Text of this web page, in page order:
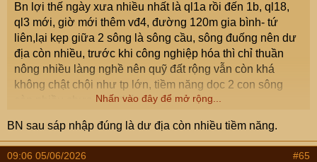
Bn lợi thế ngày xưa nhiều nhất là ql1a rồi đến 1b, ql18,
ql3 mới, giờ mới thêm vđ4, đường 120m gia bình- tứ
liên,lại kẹp giữa 2 sông là sông cầu, sông đuống nên dư
địa còn nhiều, trước khi công nghiệp hóa thì chỉ thuần
nông nhiều làng nghề nên quỹ đất rộng vẫn còn khá
không chật chội như tp lớn, tiềm năng dọc 2 con sông
còn nhiều chưa khai thác.Nhấn vào đây để mở rộng...
BN sau sáp nhập đúng là dư địa còn nhiều tiềm năng.
09:06 05/06/2026 #65